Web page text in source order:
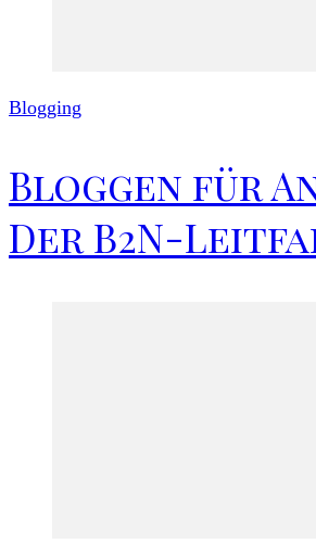
Blogging
Bloggen für
Der B2N-